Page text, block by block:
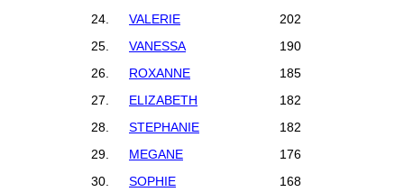
24.
VALERIE
202
25.
VANESSA
190
26.
ROXANNE
185
27.
ELIZABETH
182
28.
STEPHANIE
182
29.
MEGANE
176
30.
SOPHIE
168